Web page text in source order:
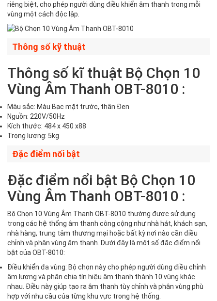
riêng biệt, cho phép người dùng điều khiển âm thanh trong mỗi
vùng một cách độc lập.
Thông số kỹ thuật
Thông số kĩ thuật Bộ Chọn 10
Vùng Âm Thanh OBT-8010 :
Màu sắc: Màu Bạc mặt trước, thân Đen
Nguồn: 220V/50Hz
Kích thước: 484 x 450 x88
Trọng lượng: 5kg
Đặc điểm nổi bật
Đặc điểm nổi bật Bộ Chọn 10
Vùng Âm Thanh OBT-8010 :
Bộ Chọn 10 Vùng Âm Thanh OBT-8010 thường được sử dụng
trong các hệ thống âm thanh công cộng như nhà hát, khách sạn,
nhà hàng, trung tâm thương mại hoặc bất kỳ nơi nào cần điều
chỉnh và phân vùng âm thanh. Dưới đây là một số đặc điểm nổi
bật của OBT-8010:
Điều khiển đa vùng: Bộ chọn này cho phép người dùng điều chỉnh
âm lượng và phân chia tín hiệu âm thanh thành 10 vùng khác
nhau. Điều này giúp tạo ra âm thanh tùy chỉnh và phân vùng phù
hợp với nhu cầu của từng khu vực trong hệ thống.